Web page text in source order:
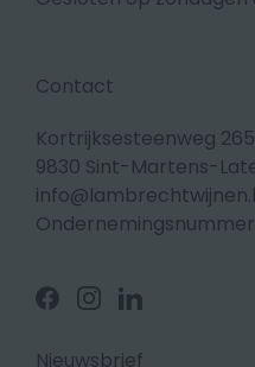
Contact
Kortrijksesteenweg
9830 Sint-Martens-
Volg
ons
Facebook
Volg
ons
Instagram
Volg
ons
Linkedin
Nieuwsbrief